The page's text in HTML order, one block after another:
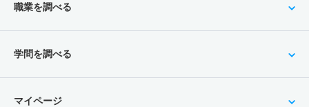
職業を調べる
学問を調べる
マイページ